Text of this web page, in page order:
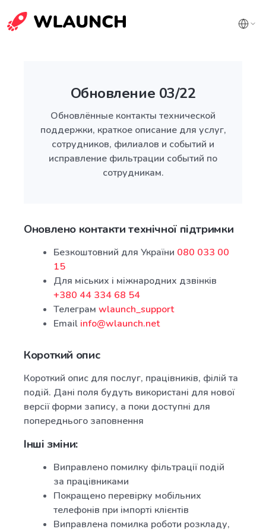
Обновление 03/22
Обновлённые контакты технической
поддержки, краткое описание для услуг,
сотрудников, филиалов и событий и
исправление фильтрации событий по
сотрудникам.
Оновлено контакти технічної підтримки
Безкоштовний для України 080 033 00
15
Для міських і міжнародних дзвінків
+380 44 334 68 54
Телеграм wlaunch_support
Email info@wlaunch.net
Короткий опис
Короткий опис для послуг, працівників, філій та
подій. Дані поля будуть використані для нової
версії форми запису, а поки доступні для
попереднього заповнення
Інші зміни:
Виправлено помилку фільтрації подій
за працівниками
Покращено перевірку мобільних
телефонів при імпорті клієнтів
Виправлена помилка роботи розкладу,